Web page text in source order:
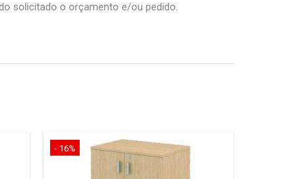
solicitado o orçamento e/ou pedido.
- 16%